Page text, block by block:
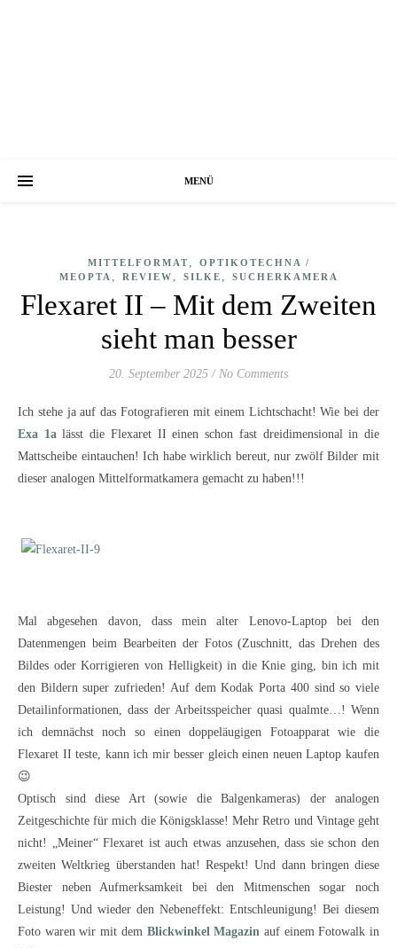
MENÜ
MITTELFORMAT,
OPTIKOTECHNA /
MEOPTA , REVIEW , SILKE , SUCHERKAMERA
Flexaret II – Mit dem Zweiten
sieht man besser
20. September 2025 / No Comments
Ich stehe ja auf das Fotografieren mit einem Lichtschacht! Wie bei der
Exa 1alässt die Flexaret II einen schon fast dreidimensional in die
Mattscheibe eintauchen! Ich habe wirklich bereut, nur zwölf Bilder mit
dieser analogen Mittelformatkamera gemacht zu haben!!!
Mal abgesehen davon, dass mein alter Lenovo-Laptop bei den
Datenmengen beim Bearbeiten der Fotos (Zuschnitt, das Drehen des
Bildes oder Korrigieren von Helligkeit) in die Knie ging, bin ich mit
den Bildern super zufrieden! Auf dem Kodak Porta 400 sind so viele
Detailinformationen, dass der Arbeitsspeicher quasi qualmte…! Wenn
ich demnächst noch so einen doppeläugigen Fotoapparat wie die
Flexaret II teste, kann ich mir besser gleich einen neuen Laptop kaufen
😉
Optisch sind diese Art (sowie die Balgenkameras) der analogen
Zeitgeschichte für mich die Königsklasse! Mehr Retro und Vintage geht
nicht! „Meiner“ Flexaret ist auch etwas anzusehen, dass sie schon den
zweiten Weltkrieg überstanden hat! Respekt! Und dann bringen diese
Biester neben Aufmerksamkeit bei den Mitmenschen sogar noch
Leistung! Und wieder den Nebeneffekt: Entschleunigung! Bei diesem
Foto waren wir mit dem Blickwinkel Magazin auf einem Fotowalk in